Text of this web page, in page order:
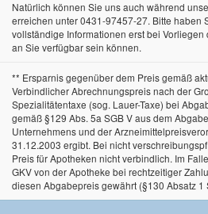
Natürlich können Sie uns auch während
erreichen unter 0431-97457-27. Bitte haben
vollständige Informationen erst bei
an Sie verfügbar sein können.
** Ersparnis gegenüber dem Preis gemäß
Verbindlicher Abrechnungspreis nach der
Spezialitätentaxe (sog. Lauer-Taxe) bei
gemäß §129 Abs. 5a SGB V aus dem
Unternehmens und der
31.12.2003 ergibt. Bei nicht
Preis für Apotheken nicht verbindlich. Im
GKV von der Apotheke bei rechtzeitiger
diesen Abgabepreis gewährt (§130 Absatz 1